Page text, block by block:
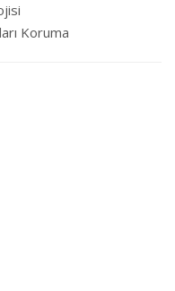
Koruma